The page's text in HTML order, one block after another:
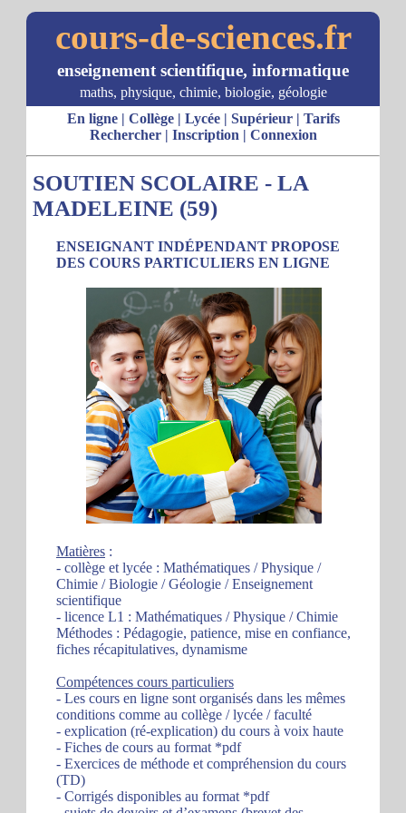
cours-de-sciences.fr
enseignement scientifique, informatique
maths, physique, chimie, biologie, géologie
En ligne| Collège| Lycée| Supérieur| Tarifs
Rechercher| Inscription | Connexion
SOUTIEN SCOLAIRE - LA
MADELEINE (59)
ENSEIGNANT INDÉPENDANT PROPOSE
DES COURS PARTICULIERS EN LIGNE
Matières :
- collège et lycée : Mathématiques / Physique /
Chimie / Biologie / Géologie / Enseignement
scientifique
- licence L1 : Mathématiques / Physique / Chimie
Méthodes : Pédagogie, patience, mise en confiance,
fiches récapitulatives, dynamisme
Compétences cours particuliers
- Les cours en ligne sont organisés dans les mêmes
conditions comme au collège / lycée / faculté
- explication (ré-explication) du cours à voix haute
- Fiches de cours au format *pdf
- Exercices de méthode et compréhension du cours
(TD)
- Corrigés disponibles au format *pdf